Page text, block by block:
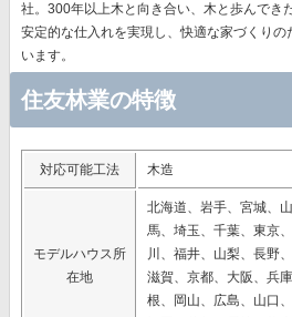
社。300年以上木と向き合い、木と歩んでき
安定的な仕入れを実現し、快適な家づくり
います。
住友林業の特徴
対応可能工法 木造
モデルハウス所
在地
北海道、岩手、宮城、
馬、埼玉、千葉、東京
川、福井、山梨、長野
滋賀、京都、大阪、兵
根、岡山、広島、山口